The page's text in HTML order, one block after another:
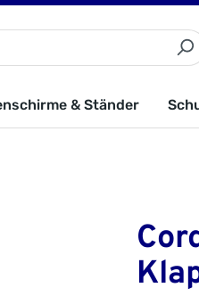
& Ständer